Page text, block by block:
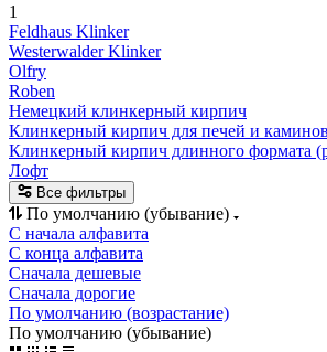
1
Feldhaus Klinker
Westerwalder Klinker
Olfry
Roben
Немецкий клинкерный кирпич
Клинкерный кирпич для печей и каминов
Клинкерный кирпич длинного формата
Лофт
Все фильтры
По умолчанию (убывание)
С начала алфавита
С конца алфавита
Сначала дешевые
Сначала дорогие
По умолчанию (возрастание)
По умолчанию (убывание)